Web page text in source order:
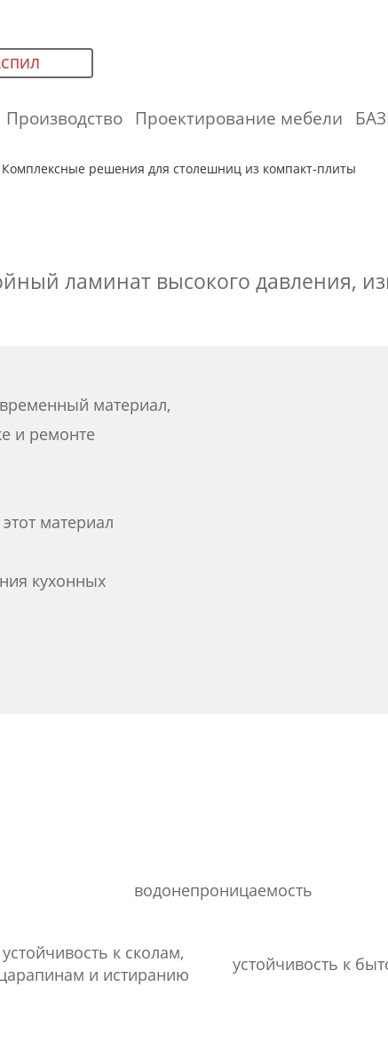
Производство Проектирование мебели
Комплексные решения для столешниц из компакт-плиты
ламинат высокого давления,
материал,
и ремонте
материал
кухонных
водонепроницаемость
устойчивость к сколам,
и истиранию
устойчивость к